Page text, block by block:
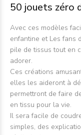
50 jouets zéro
Avec ces modèles
enfantine et Les fans
pile de tissus tout en
adorer.
Ces créations
elles les aideront à
permettront de faire
en tissu pour la vie.
Il sera facile de
simples, des